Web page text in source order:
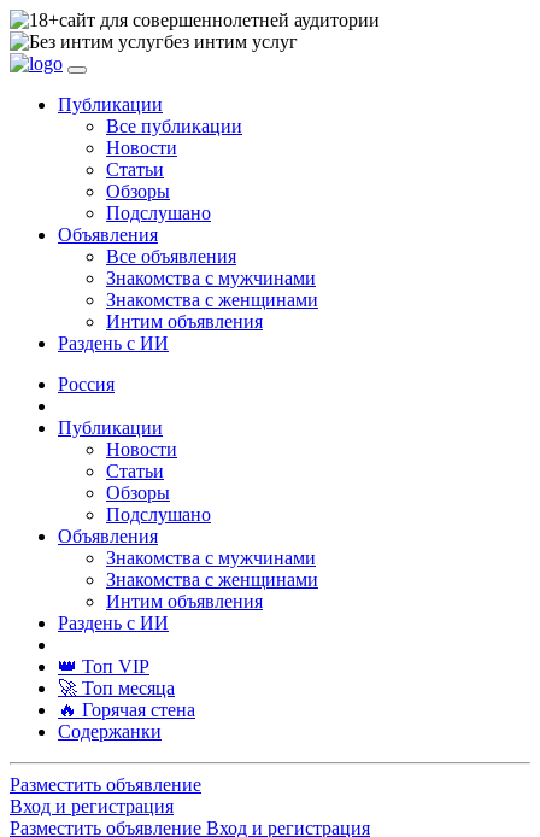
сайт для совершеннолетней аудитории
без интим услуг
Публикации
Все публикации
Новости
Статьи
Обзоры
Подслушано
Объявления
Все объявления
Знакомства с мужчинами
Знакомства с женщинами
Интим объявления
Раздень с ИИ
Россия
Публикации
Новости
Статьи
Обзоры
Подслушано
Объявления
Знакомства с мужчинами
Знакомства с женщинами
Интим объявления
Раздень с ИИ
👑 Топ VIP
🚀 Топ месяца
🔥 Горячая стена
Содержанки
Разместить объявление
Вход и регистрация
Разместить объявление Вход и регистрация